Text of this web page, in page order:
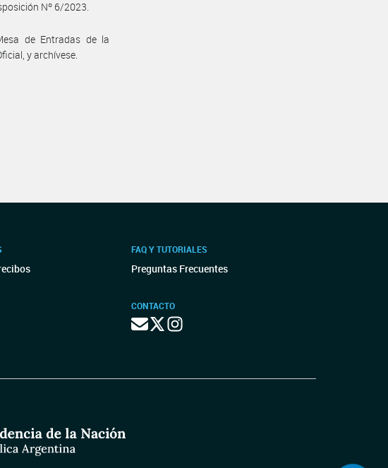
Nº 6/2023.
de Entradas de la
y archívese.
FAQ Y TUTORIALES
Preguntas Frecuentes
CONTACTO